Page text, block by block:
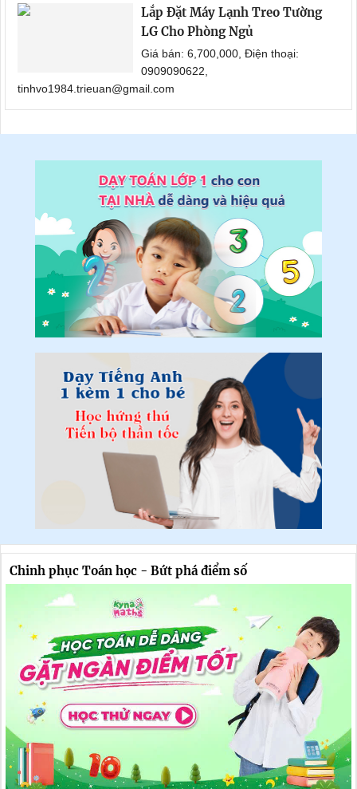
Lắp Đặt Máy Lạnh Treo Tường
LG Cho Phòng Ngủ
Giá bán: 6,700,000, Điện thoại:
0909090622,
tinhvo1984.trieuan@gmail.com
Chinh phục Toán học - Bứt phá điểm số